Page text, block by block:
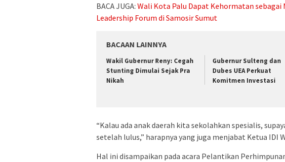
BACA JUGA: Wali Kota Palu Dapat Kehormatan sebagai
Leadership Forum di Samosir Sumut
BACAAN LAINNYA
Wakil Gubernur Reny: Cegah
Stunting Dimulai Sejak Pra
Nikah
Gubernur Sulteng dan
Dubes UEA Perkuat
Komitmen Investasi
“Kalau ada anak daerah kita sekolahkan spesialis,
setelah lulus,” harapnya yang juga menjabat Ketua IDI
Hal ini disampaikan pada acara Pelantikan